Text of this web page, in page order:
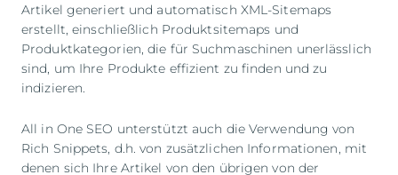
Artikel generiert und automatisch XML-Sitemaps
erstellt, einschließlich Produktsitemaps und
Produktkategorien, die für Suchmaschinen unerlässlich
sind, um Ihre Produkte effizient zu finden und zu
indizieren.
All in One SEO unterstützt auch die Verwendung von
Rich Snippets, d.h. von zusätzlichen Informationen, mit
denen sich Ihre Artikel von den übrigen von der